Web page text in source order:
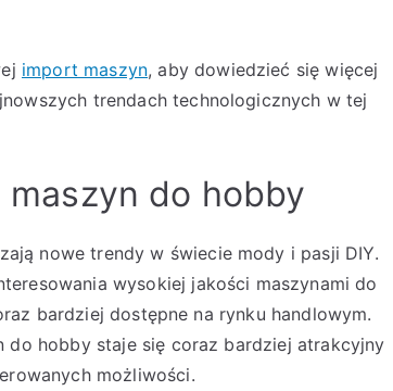
import maszyn, aby dowiedzieć się więcej
trendach technologicznych w tej
do hobby
nowe trendy w świecie mody i pasji DIY.
wysokiej jakości maszynami do
bardziej dostępne na rynku handlowym.
do hobby staje się coraz bardziej atrakcyjny
możliwości.